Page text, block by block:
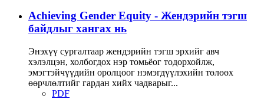
Achieving Gender Equity - Жендэрийн тэгш
байдлыг хангах нь
Энэхүү сургалтаар жендэрийн тэгш эрхийг авч
хэлэлцэн, холбогдох нэр томьёог тодорхойлж,
эмэгтэйчүүдийн оролцоог нэмэгдүүлэхийн төлөөх
өөрчлөлтийг гардан хийх чадварыг...
PDF